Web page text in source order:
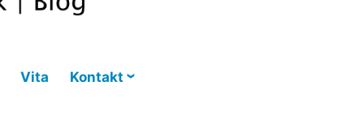
Vita Kontakt